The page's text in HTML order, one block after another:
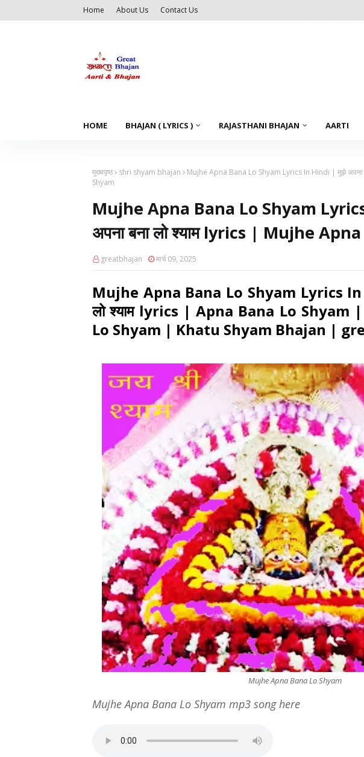
Home About Us Contact Us
HOME BHAJAN ( LYRICS ) RAJASTHANI BHAJAN AARTI
मुख्यपृष्ठ shri shyam bhajan
Mujhe Apna Bana Lo Shyam Lyrics In Hindi | मुझे
Shyam
Mujhe Apna Bana Lo Shyam
अपना बना लो श्याम lyrics | Mujhe
greatbhajan मार्च 09, 2025
Mujhe Apna Bana Lo Shyam Lyrics In
लो श्याम lyrics | Apna Bana Lo
Lo Shyam | Khatu Shyam Bhajan |
Mujhe Apna Bana Lo Shyam
Mujhe Apna Bana Lo Shyam mp3 song here